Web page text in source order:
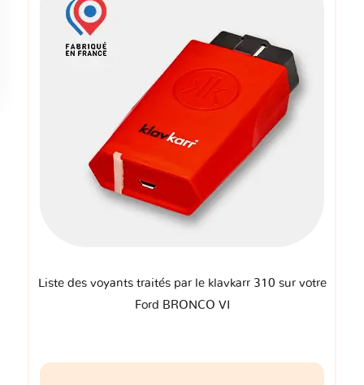
Liste des voyants traités par le klavkarr 310 sur votre
Ford BRONCO VI